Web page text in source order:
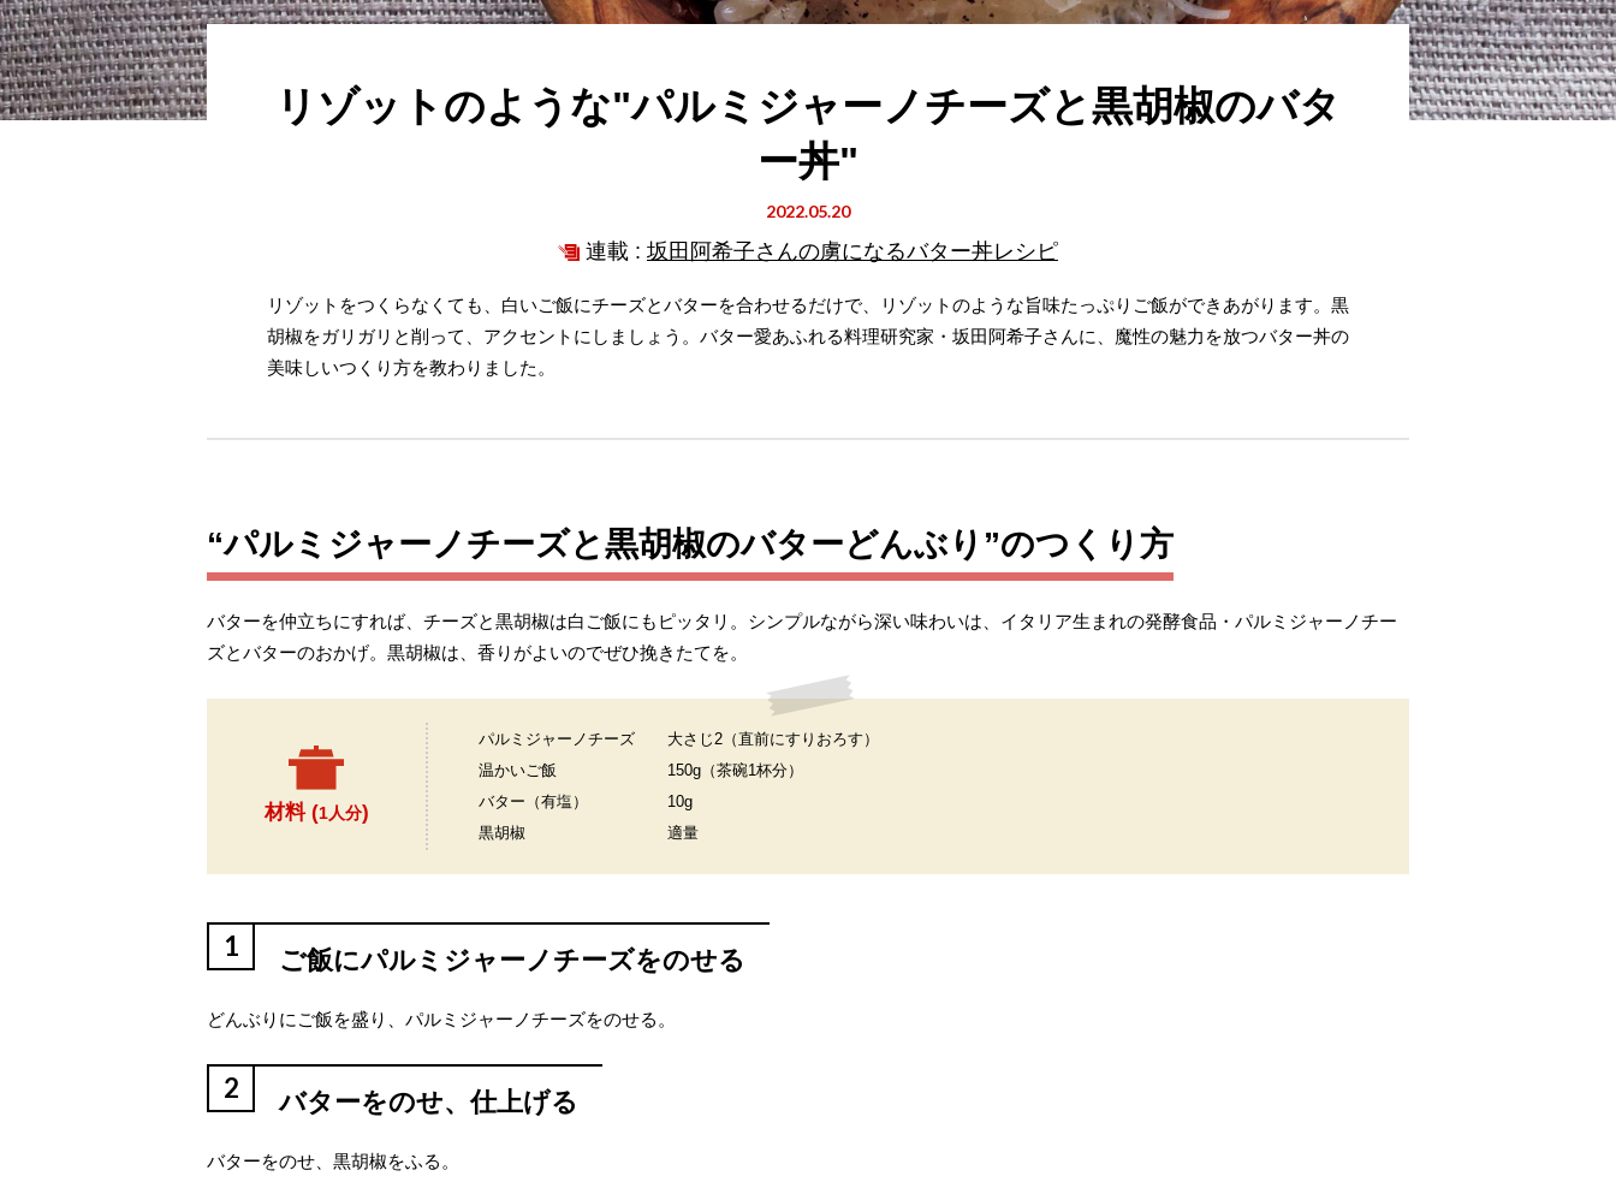
リゾットのような"パルミジャーノチーズと黒胡椒のバタ
ー丼"
2022.05.20
連載 : 坂田阿希子さんの虜になるバター丼レシピ
リゾットをつくらなくても、白いご飯にチーズとバターを合わせるだけで、リゾットのような旨味たっぷりご飯ができあがります。黒
胡椒をガリガリと削って、アクセントにしましょう。バター愛あふれる料理研究家・坂田阿希子さんに、魔性の魅力を放つバター丼の
美味しいつくり方を教わりました。
“パルミジャーノチーズと黒胡椒のバターどんぶり”のつくり方
バターを仲立ちにすれば、チーズと黒胡椒は白ご飯にもピッタリ。シンプルながら深い味わいは、イタリア生まれの発酵食品・パルミジャーノチー
ズとバターのおかげ。黒胡椒は、香りがよいのでぜひ挽きたてを。
材料 (1人分)
パルミジャーノチーズ
大さじ2（直前にすりおろす）
温かいご飯
150g（茶碗1杯分）
バター（有塩）
10g
黒胡椒
適量
1 ご飯にパルミジャーノチーズをのせる
どんぶりにご飯を盛り、パルミジャーノチーズをのせる。
2 バターをのせ、仕上げる
バターをのせ、黒胡椒をふる。